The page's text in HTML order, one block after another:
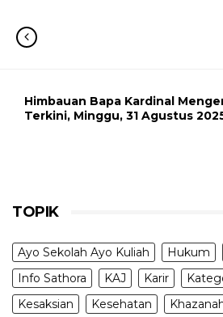
Himbauan Bapa Kardinal
Terkini, Minggu, 31 Agustus
TOPIK
Ayo Sekolah Ayo Kuliah Hukum
Info Sathora
KAJ Karir
Kesaksian
Kesehatan